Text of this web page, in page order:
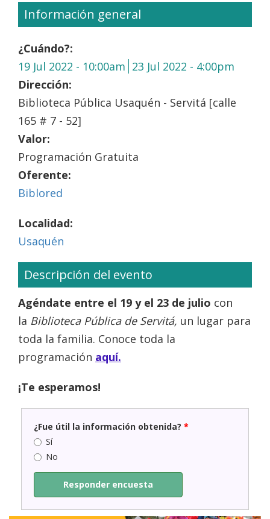
Información general
¿Cuándo?:
19 Jul 2022 - 10:00am 23 Jul 2022 - 4:00pm
Dirección:
Biblioteca Pública Usaquén - Servitá [calle
165 # 7 - 52]
Valor:
Programación Gratuita
Oferente:
Biblored
Localidad:
Usaquén
Descripción del evento
Agéndate entre el 19 y el 23 de julio con
la Biblioteca Pública de Servitá, un lugar para
toda la familia. Conoce toda la
programación aquí.
¡Te esperamos!
¿Fue útil la información obtenida? *
Sí
No
Responder encuesta